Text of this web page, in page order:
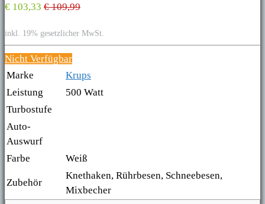
€ 103,33 € 109,99
inkl. 19% gesetzlicher MwSt.
Nicht Verfügbar
Marke
Krups
Leistung
500 Watt
Turbostufe
Auto-
Auswurf
Farbe
Weiß
Zubehör
Knethaken, Rührbesen, Schneebesen,
Mixbecher